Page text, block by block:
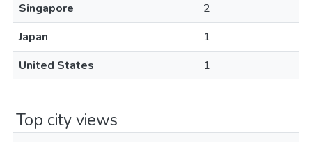
Singapore
2
Japan
1
United States
1
Top city views